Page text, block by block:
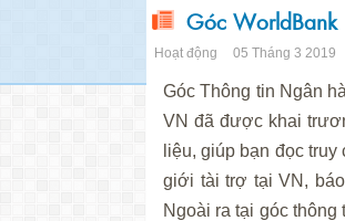
Góc WorldBank
Hoạt động 05 Tháng 3 2019
Góc Thông tin Ngân
VN đã được khai
liệu, giúp bạn đọc
giới tài trợ tại VN,
Ngoài ra tại góc